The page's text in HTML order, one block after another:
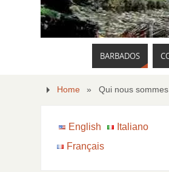
BARBADOS
Home » Qui nous sommes
English
Italiano
Français